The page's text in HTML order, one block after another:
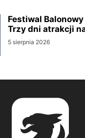
Festiwal
Trzy dni atrakcji
5 sierpnia 2026